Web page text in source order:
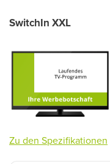
SwitchIn XXL
Zu den Spezifikationen